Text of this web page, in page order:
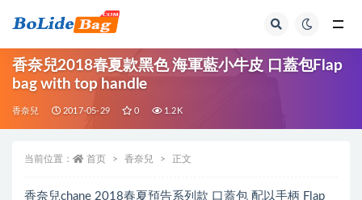
香奈兒2018春夏款黑色 海軍藍小牛皮 口蓋包Flap
bag with top handle
香奈兒 2017-05-29 0 1.2K
当前位置： 首页 香奈兒 正文
香奈兒chane 2018春夏預告系列款 口蓋包 配以手柄 Flap